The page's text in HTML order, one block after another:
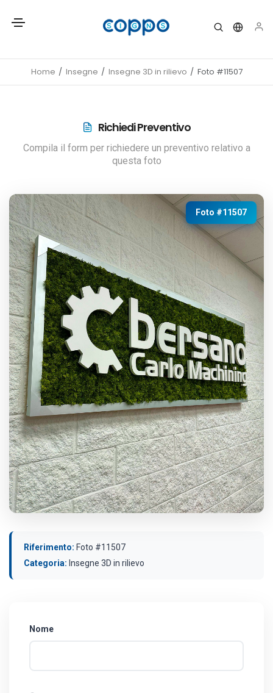
Home Insegne Insegne 3D in rilievo Foto #11507
Richiedi Preventivo
Compila il form per richiedere un preventivo relativo a
questa foto
Foto #11507
Riferimento: Foto #11507
Categoria: Insegne 3D in rilievo
Nome